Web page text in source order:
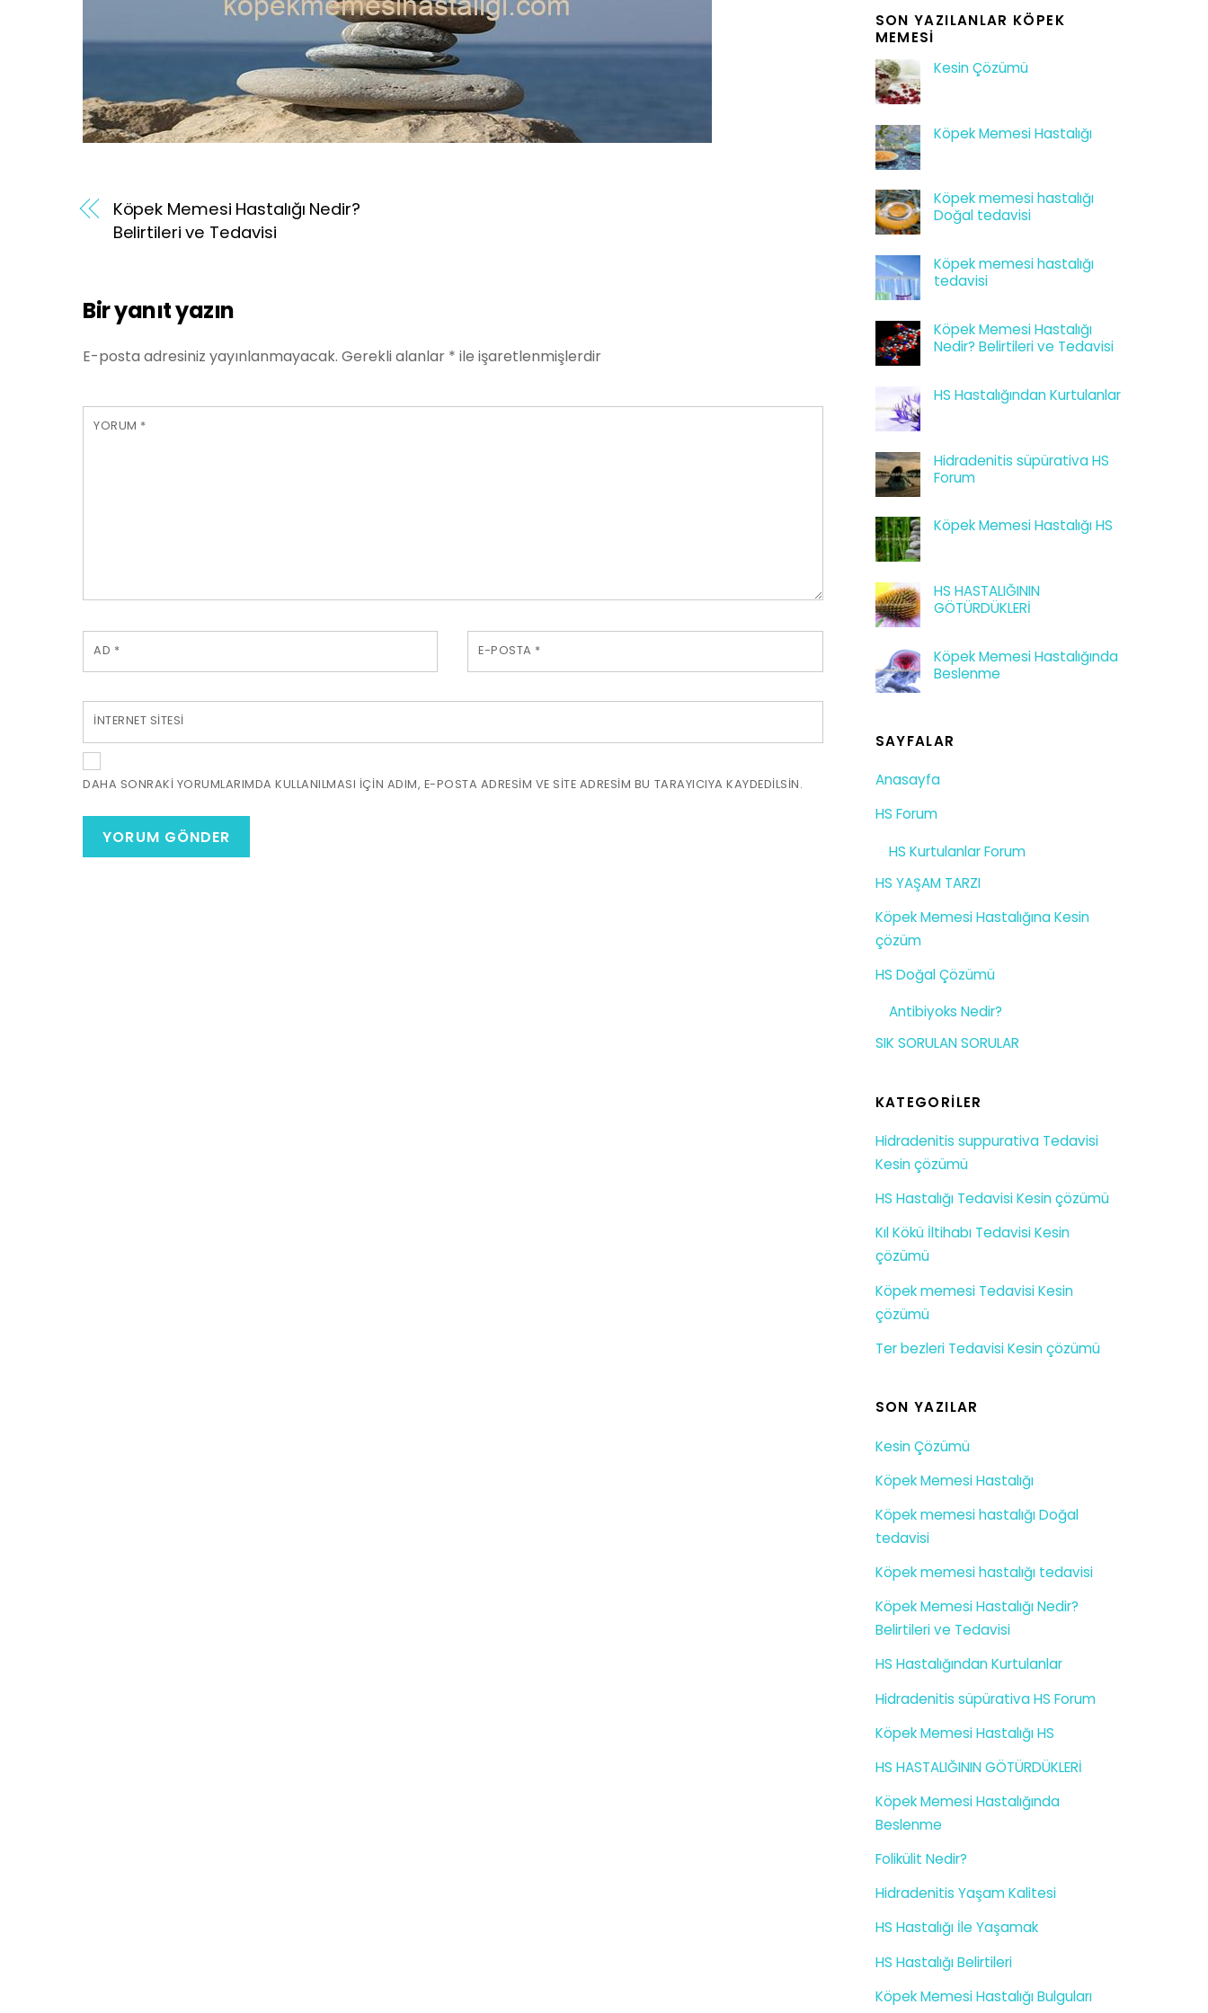
Köpek Memesi Hastalığı Nedir?
Belirtileri ve Tedavisi
Bir yanıt yazın
E-posta adresiniz yayınlanmayacak. Gerekli alanlar * ile işaretlenmişlerdir
YORUM *
AD * E-POSTA *
İNTERNET SITESI
DAHA SONRAKI YORUMLARIMDA KULLANILMASI IÇIN ADIM, E-POSTA ADRESIM VE SITE ADRESIM BU TARAYICIYA KAYDEDILSIN.
SON YAZILANLAR KÖPEK
MEMESI
Kesin Çözümü
Köpek Memesi Hastalığı
Köpek memesi hastalığı
Doğal tedavisi
Köpek memesi hastalığı
tedavisi
Köpek Memesi Hastalığı
Nedir? Belirtileri ve Tedavisi
HS Hastalığından Kurtulanlar
Hidradenitis süpürativa HS
Forum
Köpek Memesi Hastalığı HS
HS HASTALIĞININ
GÖTÜRDÜKLERİ
Köpek Memesi Hastalığında
Beslenme
SAYFALAR
Anasayfa
HS Forum
HS Kurtulanlar Forum
HS YAŞAM TARZI
Köpek Memesi Hastalığına Kesin
çözüm
HS Doğal Çözümü
Antibiyoks Nedir?
SIK SORULAN SORULAR
KATEGORILER
Hidradenitis suppurativa Tedavisi
Kesin çözümü
HS Hastalığı Tedavisi Kesin çözümü
Kıl Kökü İltihabı Tedavisi Kesin
çözümü
Köpek memesi Tedavisi Kesin
çözümü
Ter bezleri Tedavisi Kesin çözümü
SON YAZILAR
Kesin Çözümü
Köpek Memesi Hastalığı
Köpek memesi hastalığı Doğal
tedavisi
Köpek memesi hastalığı tedavisi
Köpek Memesi Hastalığı Nedir?
Belirtileri ve Tedavisi
HS Hastalığından Kurtulanlar
Hidradenitis süpürativa HS Forum
Köpek Memesi Hastalığı HS
HS HASTALIĞININ GÖTÜRDÜKLERİ
Köpek Memesi Hastalığında
Beslenme
Folikülit Nedir?
Hidradenitis Yaşam Kalitesi
HS Hastalığı İle Yaşamak
HS Hastalığı Belirtileri
Köpek Memesi Hastalığı Bulguları